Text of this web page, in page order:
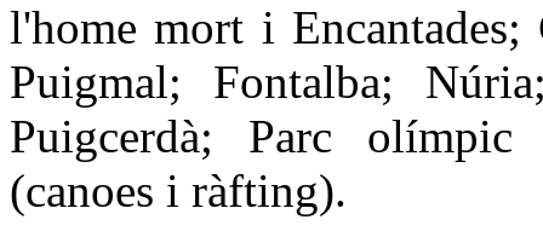
l'home mort i
Puigmal; Fontalba;
Puigcerdà; Parc
(canoes i ràfting).